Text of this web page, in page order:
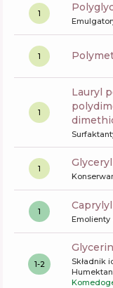
1
1
1
lauryl polyglyceryl-3
1
1
Emolienty
1-2
glycerin
Składnik